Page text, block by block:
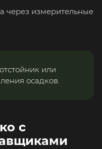
через измерительные
или
осадков.
с